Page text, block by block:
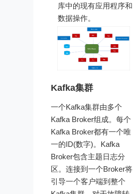
库中的现有应用程序和
数据操作。
Kafka集群
一个Kafka集群由多个
Kafka Broker组成。每个
Kafka Broker都有一个唯
一的ID(数字)。Kafka
Broker包含主题日志分
区。连接到一个Broker将
引导一个客户端到整个